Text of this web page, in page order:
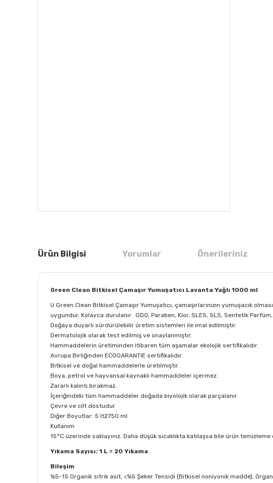
Ürün Bilgisi Yorumlar Önerileriniz
Green Clean Bitkisel Çamaşır Yumuşatıcı Lavanta Yağlı 1000 ml
U Green Clean Bitkisel Çamaşır Yumuşatıcı, çamaşırlarınızın yumuşacık
uygundur. Kolayca durulanır. GDO, Paraben, Klor, SLES, SLS, Sentetik
Doğaya duyarlı sürdürülebilir üretim sistemleri ile imal edilmiştir.
Dermatolojik olarak test edilmiş ve onaylanmıştır.
Hammaddelerin üretiminden itibaren tüm aşamalar ekolojik sertifikalıdır.
Avrupa Birliğinden ECOGARANTIE sertifikalıdır.
Bitkisel ve doğal hammaddelerle üretilmiştir.
Boya, petrol ve hayvansal kaynaklı hammaddeler içermez.
Zararlı kalıntı bırakmaz.
İçeriğindeki tüm hammaddeler doğada biyolojik olarak parçalanır.
Çevre ve cilt dostudur.
Diğer Boyutlar: 5 lt2750 ml
Kullanım
15°C üzerinde saklayınız. Daha düşük sıcaklıkta katılaşsa bile ürün
Yıkama Sayısı: 1 L = 20 Yıkama
Bileşim
%5-15 Organik sitrik asit, <%5 Şeker Tensidi (Bitkisel noniyonik madde),